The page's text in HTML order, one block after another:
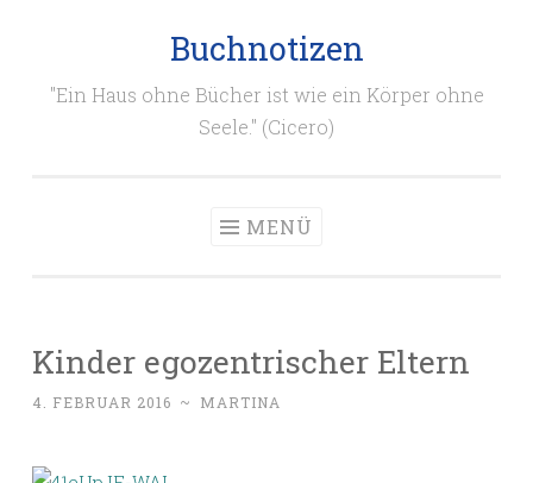
Buchnotizen
"Ein Haus ohne Bücher ist wie ein Körper ohne
Seele." (Cicero)
MENÜ
Kinder egozentrischer Eltern
4. FEBRUAR 2016 ~ MARTINA